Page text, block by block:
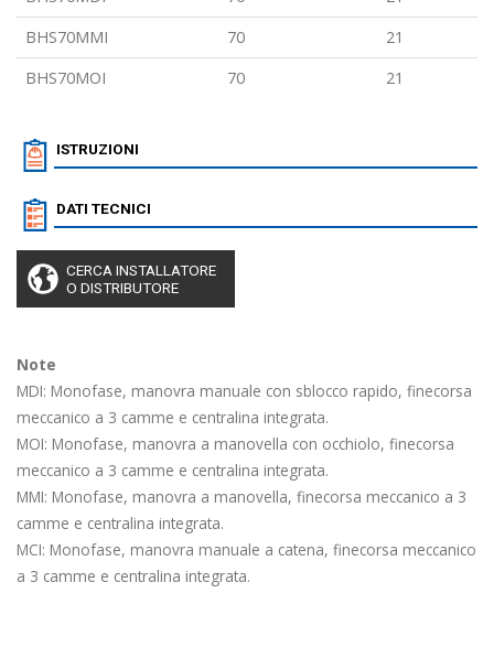
BHS70MMI
70
21
BHS70MOI
70 21
ISTRUZIONI
DATI TECNICI
CERCA INSTALLATORE
O DISTRIBUTORE
Note
MDI: Monofase, manovra manuale con sblocco rapido, finecorsa
meccanico a 3 camme e centralina integrata.
MOI: Monofase, manovra a manovella con occhiolo, finecorsa
meccanico a 3 camme e centralina integrata.
MMI: Monofase, manovra a manovella, finecorsa meccanico a 3
camme e centralina integrata.
MCI: Monofase, manovra manuale a catena, finecorsa meccanico
a 3 camme e centralina integrata.